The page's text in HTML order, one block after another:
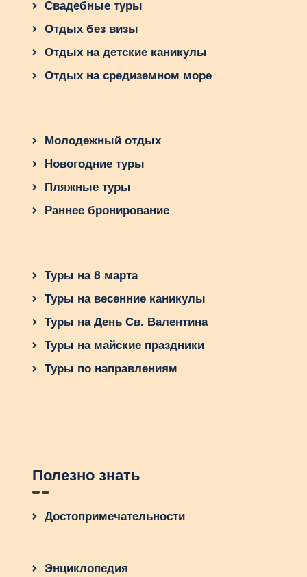
Свадебные туры
Отдых без визы
Отдых на детские каникулы
Отдых на средиземном море
Молодежный отдых
Новогодние туры
Пляжные туры
Раннее бронирование
Туры на 8 марта
Туры на весенние каникулы
Туры на День Св. Валентина
Туры на майские праздники
Туры по направлениям
Полезно знать
Достопримечательности
Энциклопедия